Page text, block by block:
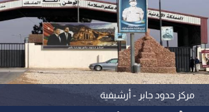
مركز حدود جابر - أرشيفية